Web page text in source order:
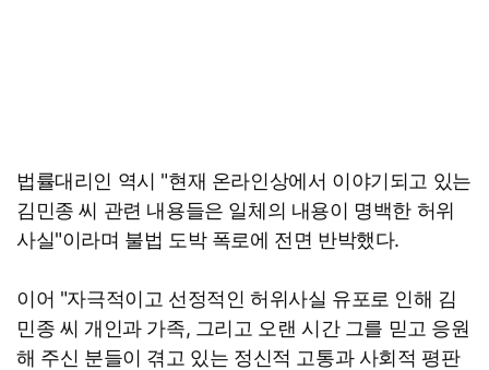
법률대리인 역시 "현재 온라인상에서 이야기되고 있는
김민종 씨 관련 내용들은 일체의 내용이 명백한 허위
사실"이라며 불법 도박 폭로에 전면 반박했다.
이어 "자극적이고 선정적인 허위사실 유포로 인해 김
민종 씨 개인과 가족, 그리고 오랜 시간 그를 믿고 응원
해 주신 분들이 겪고 있는 정신적 고통과 사회적 평판